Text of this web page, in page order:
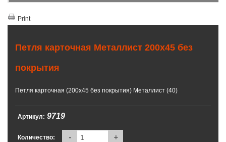
Print
Петля карточная Металлист 200х45 без
покрытия
Петля карточная (200х45 без покрытия) Металлист (40)
Артикул: 9719
Количество: - +